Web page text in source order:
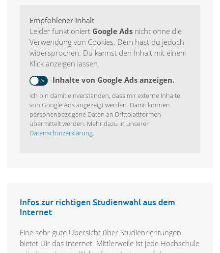
Empfohlener Inhalt
Leider funktioniert Google Ads nicht ohne die
Verwendung von Cookies. Dem hast du jedoch
widersprochen. Du kannst den Inhalt mit einem
Klick anzeigen lassen.
Inhalte von Google Ads anzeigen.
Ich bin damit einverstanden, dass mir externe Inhalte
von Google Ads angezeigt werden. Damit können
personenbezogene Daten an Drittplattformen
übermittelt werden. Mehr dazu in unserer
Datenschutzerklärung.
Infos zur richtigen Studienwahl aus dem
Internet
Eine sehr gute Übersicht über Studienrichtungen
bietet Dir das Internet. Mittlerweile ist jede Hochschule